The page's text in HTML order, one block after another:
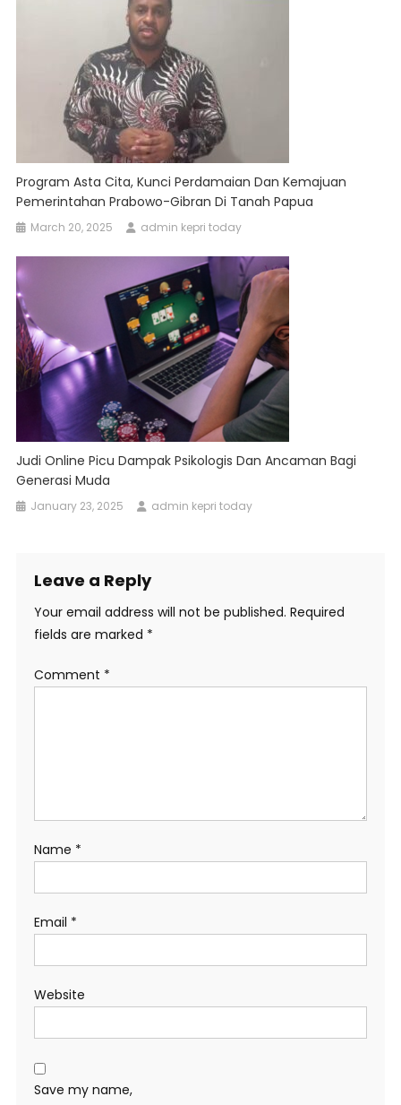
Program Asta Cita, Kunci Perdamaian Dan Kemajuan
Pemerintahan Prabowo-Gibran Di Tanah Papua
March 20, 2025 admin kepri today
Judi Online Picu Dampak Psikologis Dan Ancaman Bagi
Generasi Muda
January 23, 2025 admin kepri today
Leave a Reply
Your email address will not be published. Required
fields are marked *
Comment *
Name *
Email *
Website
Save my name,